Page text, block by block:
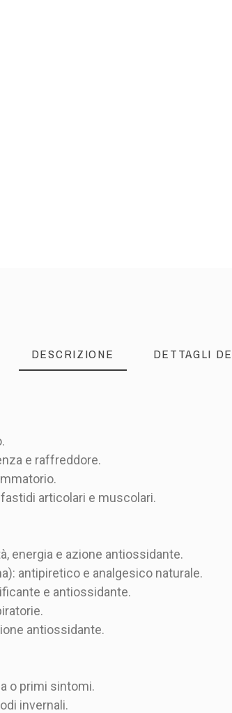
DESCRIZIONE DETTAGLI
e raffreddore.
articolari e muscolari.
energia e azione antiossidante.
antipiretico e analgesico naturale.
e antiossidante.
antiossidante.
o primi sintomi.
invernali.